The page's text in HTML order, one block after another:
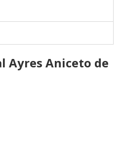
Ayres Aniceto de